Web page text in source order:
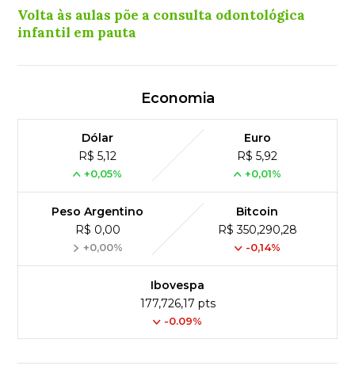
Volta às aulas põe a consulta odontológica
infantil em pauta
Economia
Dólar
R$ 5,12
+0,05%
Euro
R$ 5,92
+0,01%
Peso Argentino
R$ 0,00
+0,00%
Bitcoin
R$ 350,290,28
-0,14%
Ibovespa
177,726,17 pts
-0.09%